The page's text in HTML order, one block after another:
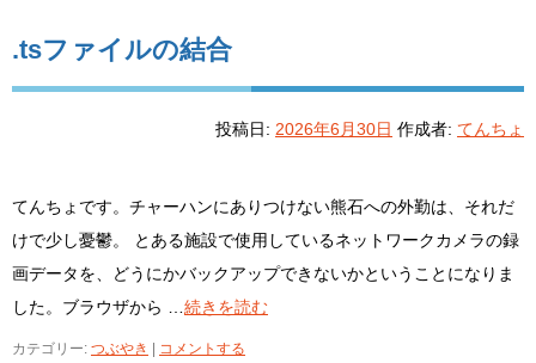
.tsファイルの結合
投稿日: 2026年6月30日 作成者: てんちょ
てんちょです。チャーハンにありつけない熊石への外勤は、それだ
けで少し憂鬱。 とある施設で使用しているネットワークカメラの録
画データを、どうにかバックアップできないかということになりま
した。ブラウザから … 続きを読む
カテゴリー: つぶやき コメントする